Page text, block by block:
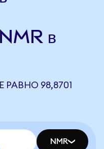
в
РАВНО 98,8701
NMR